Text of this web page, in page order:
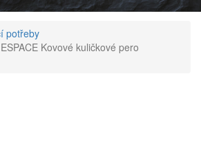
potřeby
Kovové kuličkové pero